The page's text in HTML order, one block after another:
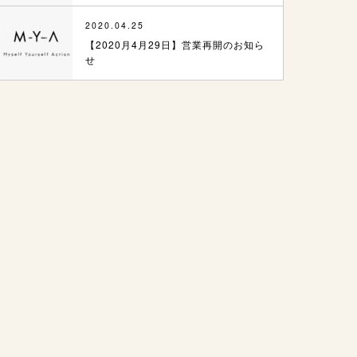
2020.04.25
【2020月4月29日】営業再開のお知ら
せ